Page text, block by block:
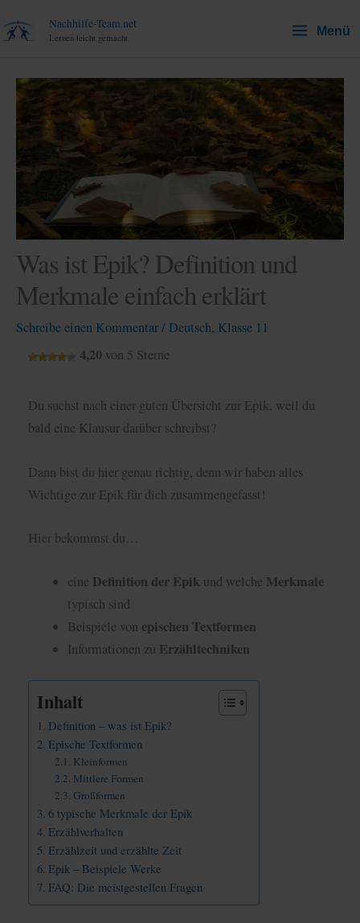
Inhalt
Nachhilfe-Team.net
Lernen leicht gemacht Menü
Was ist Epik? Definition und
Merkmale einfach erklärt
Schreibe einen Kommentar/ Deutsch, Klasse 11
4,20 von 5 Sterne
Du suchst nach einer guten Übersicht zur Epik, weil du
bald eine Klausur darüber schreibst?
Dann bist du hier genau richtig, denn wir haben alles
Wichtige zur Epik für dich zusammengefasst!
Hier bekommst du…
eine Definition der Epik und welche Merkmale
typisch sind
Beispiele von epischen Textformen
Informationen zu Erzähltechniken
Inhalt
Definition – was ist Epik?
Epische Textformen
Kleinformen
Mittlere Formen
Großformen
6 typische Merkmale der Epik
Erzählverhalten
Erzählzeit und erzählte Zeit
Epik – Beispiele Werke
FAQ: Die meistgestellen Fragen